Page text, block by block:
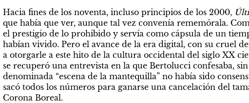
Hacia fines de los noventa, incluso principios de los 2000,
que había que ver, aunque tal vez convenía rememórala.
el prestigio de lo prohibido y servía como cápsula de un
habían vivido. Pero el avance de la era digital, con su cruel
a otorgarle a este hito de la cultura occidental del siglo XX
se recuperó una entrevista en la que Bertolucci confesaba,
denominada “escena de la mantequilla” no había sido
sacó todos los números para ganarse una cancelación del
Corona Boreal.